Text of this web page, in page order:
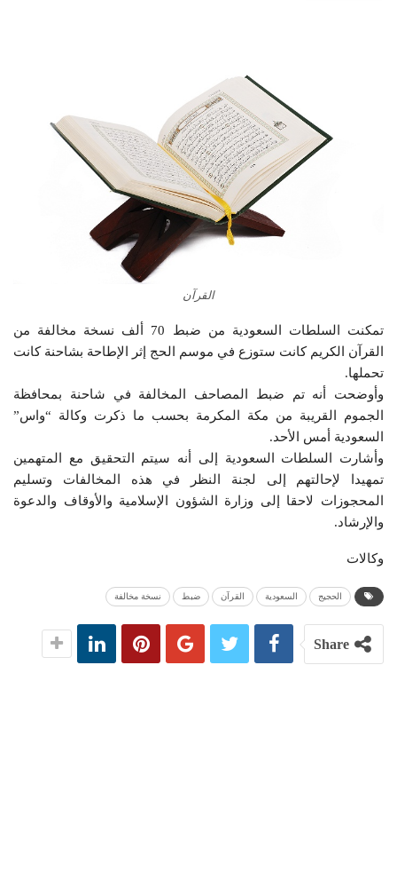
القرآن
تمكنت السلطات السعودية من ضبط 70 ألف نسخة مخالفة من
القرآن الكريم كانت ستوزع في موسم الحج إثر الإطاحة بشاحنة كانت
تحملها.
وأوضحت أنه تم ضبط المصاحف المخالفة في شاحنة بمحافظة
الجموم القريبة من مكة المكرمة بحسب ما ذكرت وكالة “واس”
السعودية أمس الأحد.
وأشارت السلطات السعودية إلى أنه سيتم التحقيق مع المتهمين
تمهيدا لإحالتهم إلى لجنة النظر في هذه المخالفات وتسليم
المحجوزات لاحقا إلى وزارة الشؤون الإسلامية والأوقاف والدعوة
والإرشاد.
وكالات
الحجيج السعودية القرآن ضبط نسخة مخالفة
Share